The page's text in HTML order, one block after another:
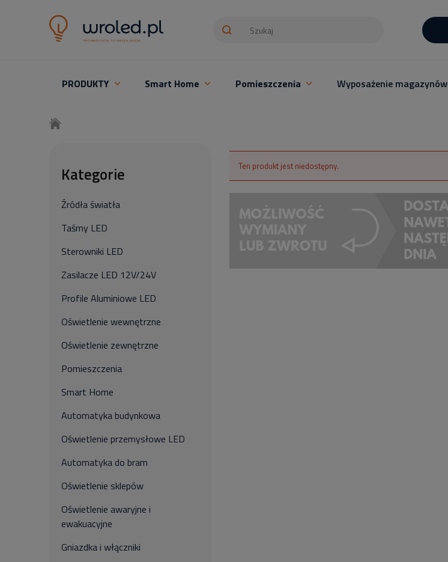
PRODUKTY Smart Home Pomieszczenia Wyposażenie magazynów
Kategorie
Źródła światła
Taśmy LED
Sterowniki LED
Zasilacze LED 12V/24V
Profile Aluminiowe LED
Oświetlenie wewnętrzne
Oświetlenie zewnętrzne
Pomieszczenia
Smart Home
Automatyka budynkowa
Oświetlenie przemysłowe LED
Automatyka do bram
Oświetlenie sklepów
Oświetlenie awaryjne i
ewakuacyjne
Gniazdka i włączniki
Ten produkt jest niedostępny.